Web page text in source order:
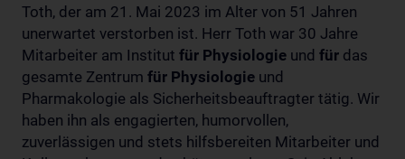
Toth, der am 21. Mai 2023 im Alter von 51 Jahren
unerwartet verstorben ist. Herr Toth war 30 Jahre
Mitarbeiter am Institut für Physiologie und für das
gesamte Zentrum für Physiologie und
Pharmakologie als Sicherheitsbeauftragter tätig. Wir
haben ihn als engagierten, humorvollen,
zuverlässigen und stets hilfsbereiten Mitarbeiter und